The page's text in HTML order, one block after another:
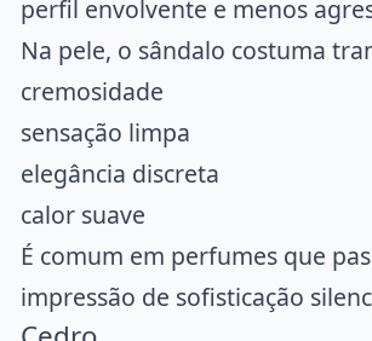
perfil envolvente e menos
Na pele, o sândalo costuma
cremosidade
sensação limpa
elegância discreta
calor suave
É comum em perfumes que
impressão de sofisticação